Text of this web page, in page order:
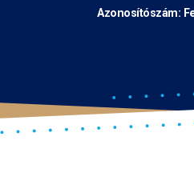
Azonosítószám: